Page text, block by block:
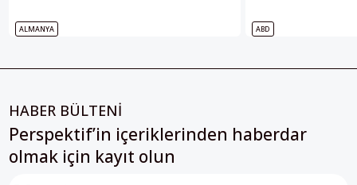
ALMANYA ABD
HABER BÜLTENİ
Perspektif’in içeriklerinden haberdar
olmak için kayıt olun